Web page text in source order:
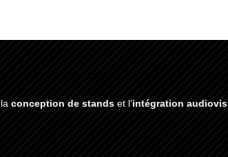
, laconception de stands et l’intégration